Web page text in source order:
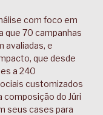
com foco em
que 70 campanhas
avaliadas, e
que desde
a 240
customizados
do Júri
seus cases para